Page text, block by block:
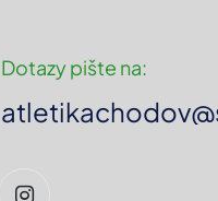
Dotazy pište na: